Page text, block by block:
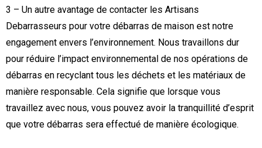
3 – Un autre avantage de contacter les Artisans
Debarrasseurs pour votre débarras de maison est notre
engagement envers l’environnement. Nous travaillons dur
pour réduire l’impact environnemental de nos opérations de
débarras en recyclant tous les déchets et les matériaux de
manière responsable. Cela signifie que lorsque vous
travaillez avec nous, vous pouvez avoir la tranquillité d’esprit
que votre débarras sera effectué de manière écologique.